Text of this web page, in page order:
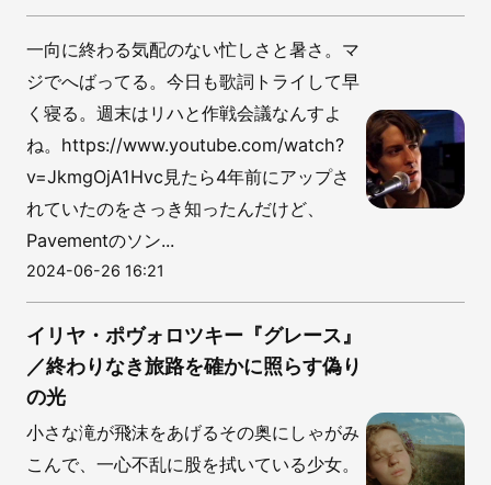
一向に終わる気配のない忙しさと暑さ。マ
ジでへばってる。今日も歌詞トライして早
く寝る。週末はリハと作戦会議なんすよ
ね。https://www.youtube.com/watch?
v=JkmgOjA1Hvc見たら4年前にアップさ
れていたのをさっき知ったんだけど、
Pavementのソン...
2024-06-26 16:21
イリヤ・ポヴォロツキー『グレース』
／終わりなき旅路を確かに照らす偽り
の光
小さな滝が飛沫をあげるその奥にしゃがみ
こんで、一心不乱に股を拭いている少女。